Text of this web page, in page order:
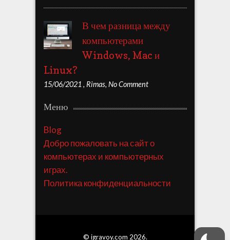
В чем разница между
компьютерами
Windows, Mac и
Linux?
15/06/2021 , Rimas, No Comment
Меню
Blog
Добро пожаловать на сайт о
компьютерах и компьютерных
играх.
Политика конфиденциальности
© igravoy.com 2026.